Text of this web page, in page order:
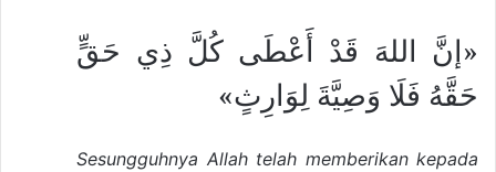
«إنَّ اللهَ قَدْ أَعْطَى كُلَّ ذِي حَقٍّ
حَقَّهُ فَلَا وَصِيَّةَ لِوَارِثٍ»
Sesungguhnya Allah telah memberikan kepada